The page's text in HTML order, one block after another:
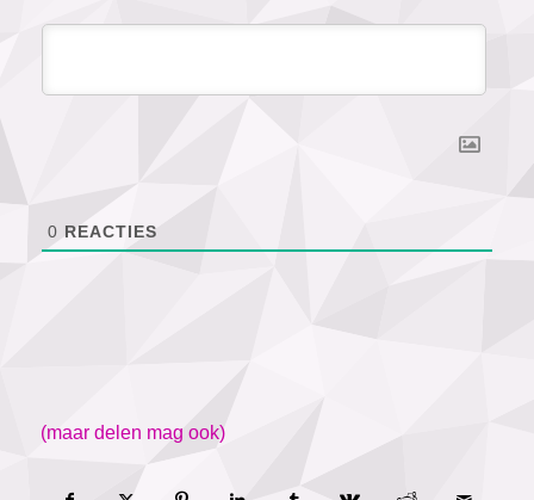
0 REACTIES
(maar delen mag ook)